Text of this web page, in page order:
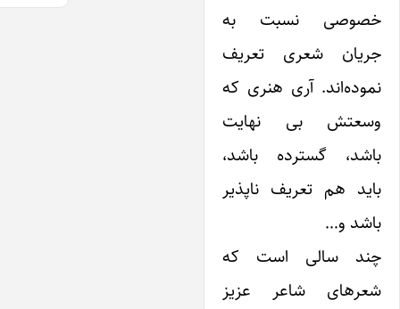
نسبت به
شعری تعریف
آری هنری که
بی نهایت
گسترده باشد،
هم تعریف ناپذیر
و…
سالی است که
شاعر عزیز